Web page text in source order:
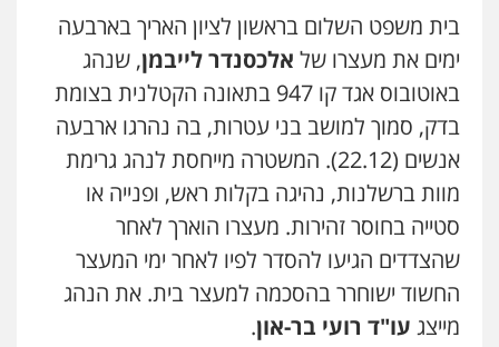
פלילי פשיעה חמורה
תעבורה
0549535659
עו"ד שנהב אילון
פלילי פשיעה חמורה חקירות ומעצרים
נוער עורכי דין לענייני אסירים תעבורה
0549475678
עו"ד אורנת קמרון
פלילי תעבורה עורכי דין לענייני אסירים
משפחה נוער
בית משפט השלום בראשון לציון האריך בארבעה
ימים את מעצרו של אלכסנדר לייבמן, שנהג
באוטובוס אגד קו 947 בתאונה הקטלנית בצומת
בדק, סמוך למושב בני עטרות, בה נהרגו ארבעה
אנשים (22.12). המשטרה מייחסת לנהג גרימת
מוות ברשלנות, נהיגה בקלות ראש, ופנייה או
סטייה בחוסר זהירות. מעצרו הוארך לאחר
שהצדדים הגיעו להסדר לפיו לאחר ימי המעצר
החשוד ישוחרר בהסכמה למעצר בית. את הנהג
מייצג עו"ד רועי בר-און.